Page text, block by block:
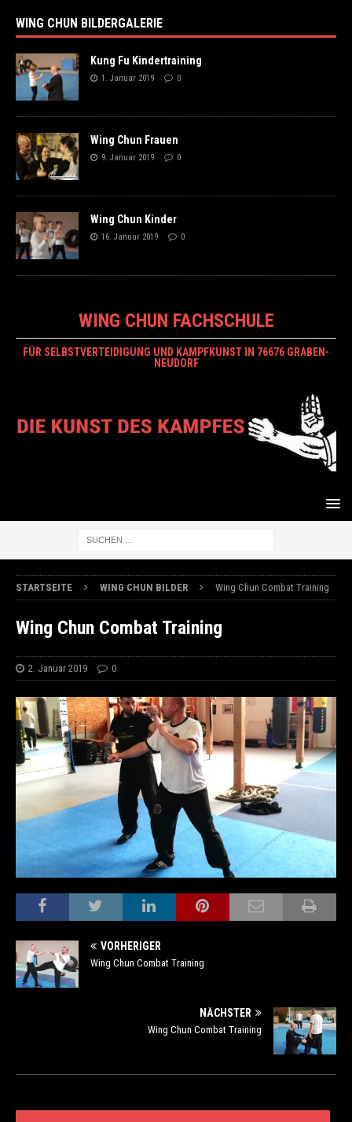
WING CHUN BILDERGALERIE
Kung Fu Kindertraining
1. Januar 2019 0
Wing Chun Frauen
9. Januar 2019 0
Wing Chun Kinder
16. Januar 2019 0
WING CHUN FACHSCHULE
FÜR SELBSTVERTEIDIGUNG UND KAMPFKUNST IN 76676 GRABEN-
NEUDORF
STARTSEITE WING CHUN BILDER Wing Chun Combat Training
Wing Chun Combat Training
2. Januar 2019 0
VORHERIGER
Wing Chun Combat Training
NÄCHSTER
Wing Chun Combat Training